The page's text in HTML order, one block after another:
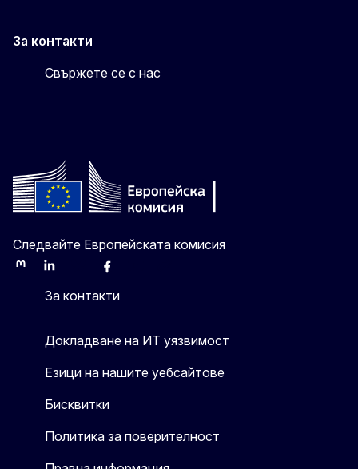
За контакти
Свържете се с нас
Следвайте Европейската комисия
MastodonLinkedInBlueskyFacebook
За контакти
Докладване на ИТ уязвимост
Езици на нашите уебсайтове
Бисквитки
Политика за поверителност